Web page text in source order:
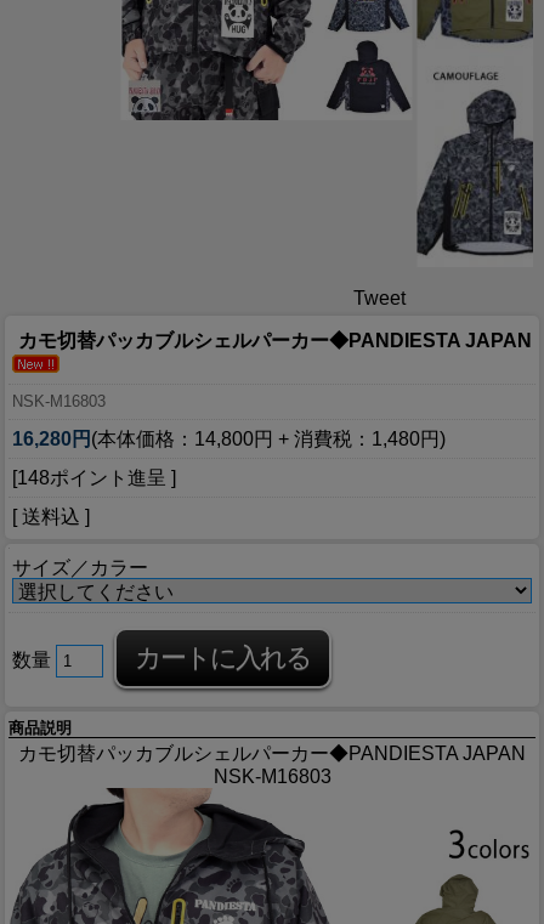
Tweet
カモ切替パッカブルシェルパーカー◆PANDIESTA JAPAN
NSK-M16803
16,280円 (本体価格：14,800円 + 消費税：1,480円)
[148ポイント進呈 ]
[ 送料込 ]
サイズ／カラー
数量
商品説明
カモ切替パッカブルシェルパーカー◆PANDIESTA JAPAN
NSK-M16803